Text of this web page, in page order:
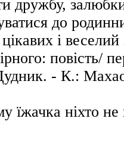
дружбу,
до
і веселий
повість/
- К.:
їжачка ніхто не